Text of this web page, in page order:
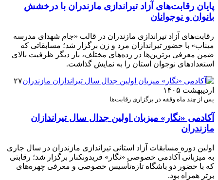
پایان رقابت‌های آزاد تیراندازی مازندران با درخشش
بانوان و نوجوانان
رقابت‌های آزاد تیراندازی مازندران در قالب «جام شهدای مدرسه
میناب» با حضور تیراندازان مرد و زن برگزار شد؛ مسابقاتی که
ضمن معرفی برترین‌ها در رده‌های مختلف، بار دیگر ظرفیت بالای
استعدادهای نوجوان استان را به نمایش گذاشت.
۲۷
اردیبهشت ۱۴۰۵
پس از چند ماه وقفه در برگزاری رقابت‌ها
آکادمی «نگار» میزبان اولین جدال سال تیراندازان
مازندران
اولین دوره مسابقات آزاد استانی تیراندازی مازندران در سال جاری
به میزبانی آکادمی خصوصی «نگار» فریدونکنار برگزار شد؛ رقابتی
که با حضور دو باشگاه تازه‌تأسیس خصوصی و معرفی چهره‌های
برتر همراه بود.